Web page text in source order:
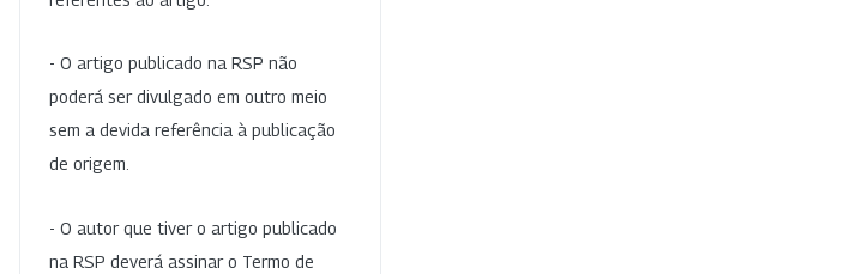
- O artigo publicado na RSP não
poderá ser divulgado em outro meio
sem a devida referência à publicação
de origem.
- O autor que tiver o artigo publicado
na RSP deverá assinar o Termo de